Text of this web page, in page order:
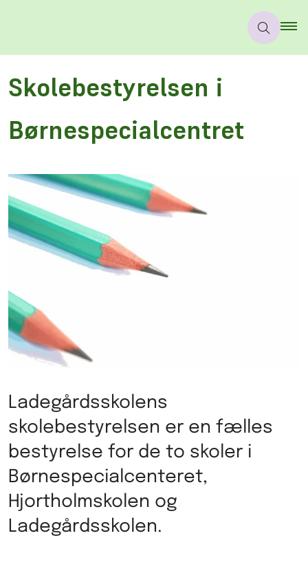
Skolebestyrelsen i
Børnespecialcentret
Ladegårdsskolens
skolebestyrelsen er en fælles
bestyrelse for de to skoler i
Børnespecialcenteret,
Hjortholmskolen og
Ladegårdsskolen.